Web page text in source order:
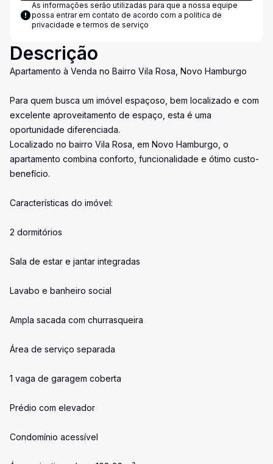
As informações serão utilizadas para que a nossa equipe
possa entrar em contato de acordo com a política de
privacidade e termos de serviço
Descrição
Apartamento à Venda no Bairro Vila Rosa, Novo Hamburgo
Para quem busca um imóvel espaçoso, bem localizado e com
excelente aproveitamento de espaço, esta é uma
oportunidade diferenciada.
Localizado no bairro Vila Rosa, em Novo Hamburgo, o
apartamento combina conforto, funcionalidade e ótimo custo-
benefício.
Características do imóvel:
2 dormitórios
Sala de estar e jantar integradas
Lavabo e banheiro social
Ampla sacada com churrasqueira
Área de serviço separada
1 vaga de garagem coberta
Prédio com elevador
Condomínio acessível